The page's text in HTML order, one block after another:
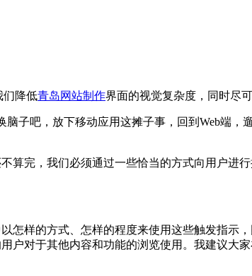
们降低青岛网站制作界面的视觉复杂度，同时尽
子吧，放下移动应用这摊子事，回到Web端，
算完，我们必须通过一些恰当的方式向用户进
怎样的方式、怎样的程度来使用这些触发指示
户对于其他内容和功能的浏览使用。我建议大